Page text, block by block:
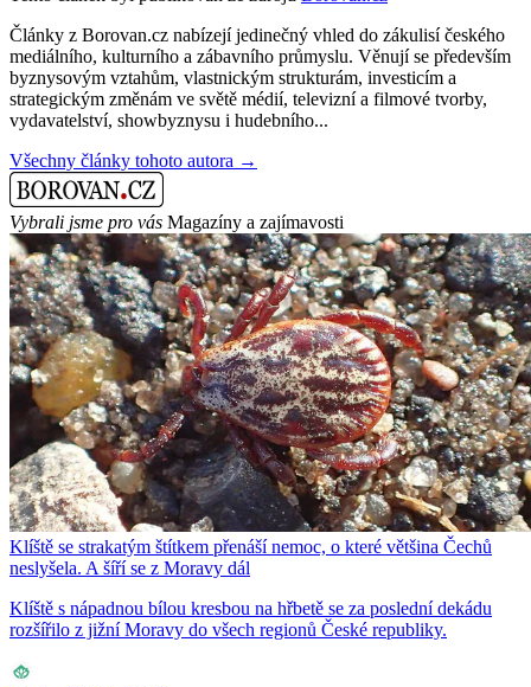
Články z Borovan.cz nabízejí jedinečný vhled do zákulisí českého
mediálního, kulturního a zábavního průmyslu. Věnují se především
byznysovým vztahům, vlastnickým strukturám, investicím a
strategickým změnám ve světě médií, televizní a filmové tvorby,
vydavatelství, showbyznysu i hudebního...
Všechny články tohoto autora →
Vybrali jsme pro vás Magazíny a zajímavosti
Klíště se strakatým štítkem přenáší nemoc, o které většina Čechů
neslyšela. A šíří se z Moravy dál
Klíště s nápadnou bílou kresbou na hřbetě se za poslední dekádu
rozšířilo z jižní Moravy do všech regionů České republiky.